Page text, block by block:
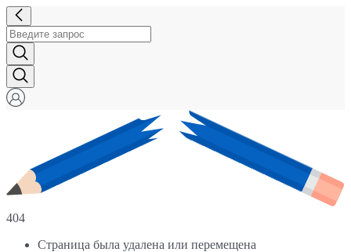
404
Страница была удалена или перемещена